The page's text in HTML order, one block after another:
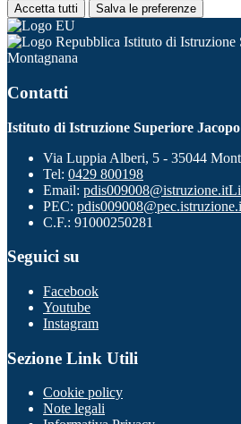
Accetta tutti Salva le preferenze
Istituto di Istruzione
Montagnana
Contatti
Istituto di Istruzione Superiore
Via Luppia Alberi, 5 - 35044
Tel: 0429 800198
Email: pdis009008@istruzione.it
PEC:
C.F.: 91000250281
Seguici su
Facebook
Youtube
Instagram
Sezione Link Utili
Cookie policy
Note legali